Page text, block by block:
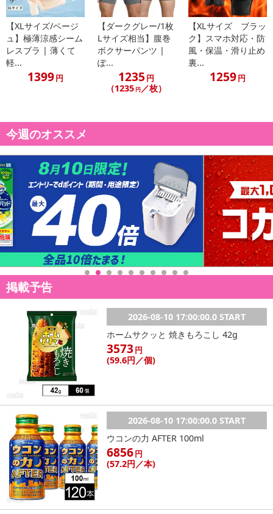
る場合がございます。
また、[新たな加工食品の原料原産地表示制度]の経過措置期間の終
了により、商品詳細内に記載の原産国・原材料の表記が旧表記の場
合がございます。
あらかじめご了承いただいた上でお申込みください。なお、本理由
によるお申込み後のキャンセル・返品交換は対応いたしかねます。
イントがご利用いただけます。
【発送・お届け・商品について】
※お申込み頂きました商品の同梱、お届けの日時指定はいたしかね
ます。
※お客様のご都合でお受取りいただけない場合、商品の再発送や返
金はいたしかねます。
また、お届け日時のご指定は、お受けできません。宅配業者からの
不在票にてご対応ください。
※発送予定日は前後する場合がございます。また商品によって発送
日が異なります。
※dショッピングサンプル百貨店よりお届けする商品は、ご利用いた
だいた後のご感想をいただくことを目的としており、転売等は固く
禁じます。
転売等、目的以外での利用が確認された場合は、サービス利用を停
止させていただきます。
【配送伝票番号について】
※こちらの商品については商品の発送完了後、
配送伝票番号がマイページに表示されない場合もございます。予
めご了承ください。
発送日カレンダー
【XLサイズ/ベージ
ュ】極薄涼感シーム
レスブラ | 薄くて
軽...
1399円
【ダークグレー/1枚
Lサイズ相当】腹巻
ボクサーパンツ |
ぽ...
1235 円
（1235 円 ／枚）
【XLサイズ ブラッ
ク】スマホ対応・防
風・保温・滑り止め
裏...
1259円
今週のオススメ
掲載予告
2026-08-10 17:00:00.0 START
ホームサクッと 焼きもろこし 42g
3573円
(59.6円 ／個)
2026-08-10 17:00:00.0 START
ウコンの力 AFTER 100ml
6856円
(57.2円／本)